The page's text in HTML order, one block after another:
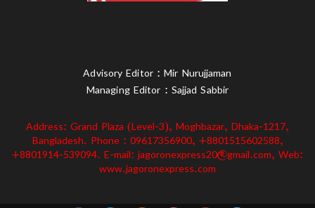
Advisory Editor : Mir Nurujjaman
Managing Editor : Sajjad Sabbir
Address: Grand Plaza (Level-3), Moghbazar, Dhaka-1217,
Bangladesh. Phone : 09617356900, +8801515602588,
+8801914-539094. E-mail: jagoronexpress20@gmail.com, Web:
www.jagoronexpress.com